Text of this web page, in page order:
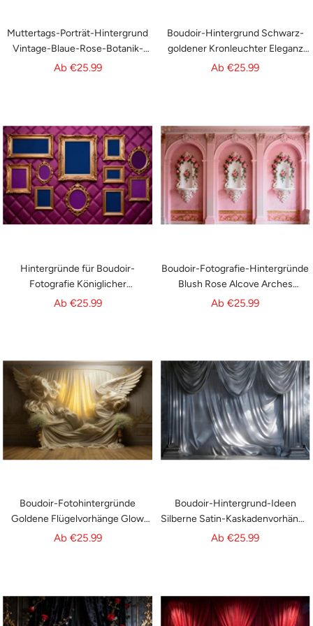
Muttertags-Porträt-Hintergrund
Vintage-Blaue-Rose-Botanik-
Muttertags-Hintergrund LXX63-3
Angebotspreis
Ab €25.99
Boudoir-Hintergrund Schwarz-
goldener Kronleuchter Eleganz
Vintage-Hintergründe für die
Angebotspreis
Ab€25.99
Hintergründe für Boudoir-
Fotografie Königlicher
Bilderrahmen-Galeriewand
Angebotspreis
Ab €25.99
Boudoir-Fotografie-Hintergründe
Blush Rose Alcove Arches
Vintage-Wandhintergrund RR62-
Angebotspreis
Ab€25.99
Boudoir-Fotohintergründe
Goldene Flügelvorhänge Glow
Vintage-Fotohintergrund RR62-
Angebotspreis
Ab €25.99
Boudoir-Hintergrund-Ideen
Silberne Satin-Kaskadenvorhänge
Retro-Fotohintergrund RR62-94
Angebotspreis
Ab€25.99